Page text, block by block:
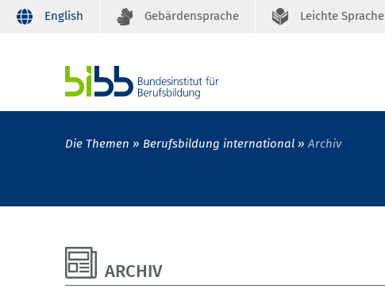
English Gebärdensprache Leichte Sprache
Die Themen Berufsbildung international Archiv
ARCHIV